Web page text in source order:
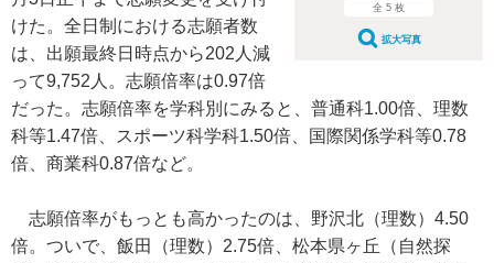
全 5 枚
拡大写真
けた。全日制における志願者数
は、出願最終日時点から202人減
って9,752人。志願倍率は0.97倍
だった。志願倍率を学科別にみると、普通科1.00倍、理数
科等1.47倍、スポーツ科学科1.50倍、国際関係学科等0.78
倍、商業科0.87倍など。
志願倍率がもっとも高かったのは、野沢北（理数）4.50
倍。ついで、飯田（理数）2.75倍、松本県ヶ丘（自然探